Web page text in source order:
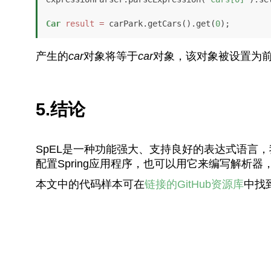
Car result = carPark.getCars().get(0);
产生的car对象将等于car对象，该对象被设置为
5.结论
SpEL是一种功能强大、支持良好的表达式语言
配置Spring应用程序，也可以用它来编写解析器
本文中的代码样本可在链接的GitHub资源库中找